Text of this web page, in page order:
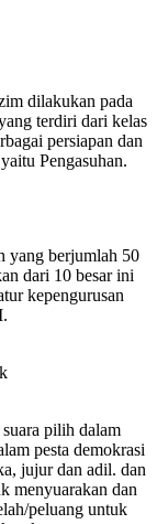
dilakukan pada
terdiri dari kelas
persiapan dan
Pengasuhan.
yang berjumlah 50
dari 10 besar ini
kepengurusan
pilih dalam
pesta demokrasi
jujur dan adil. dan
menyuarakan dan
peluang untuk